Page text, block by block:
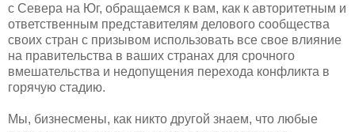
с Севера на Юг, обращаемся к вам, как к авторитетным и
ответственным представителям делового сообщества
своих стран с призывом использовать все свое влияние
на правительства в ваших странах для срочного
вмешательства и недопущения перехода конфликта в
горячую стадию.
Мы, бизнесмены, как никто другой знаем, что любые